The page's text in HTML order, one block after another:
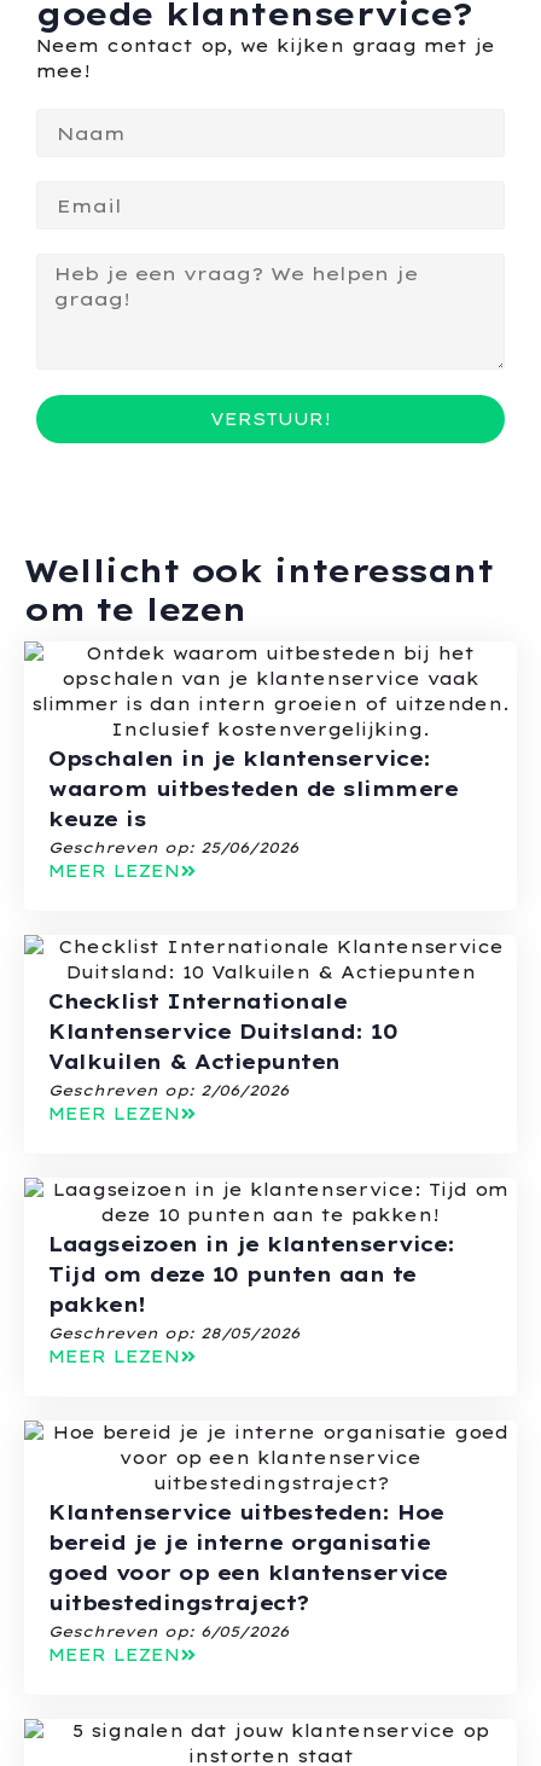
goede klantenservice?
Neem contact op, we kijken graag met je
mee!
VERSTUUR!
Wellicht ook interessant
om te lezen
Opschalen in je klantenservice:
waarom uitbesteden de slimmere
keuze is
Geschreven op: 25/06/2026
MEER LEZEN
Checklist Internationale
Klantenservice Duitsland: 10
Valkuilen & Actiepunten
Geschreven op: 2/06/2026
MEER LEZEN
Laagseizoen in je klantenservice:
Tijd om deze 10 punten aan te
pakken!
Geschreven op: 28/05/2026
MEER LEZEN
Klantenservice uitbesteden: Hoe
bereid je je interne organisatie
goed voor op een klantenservice
uitbestedingstraject?
Geschreven op: 6/05/2026
MEER LEZEN